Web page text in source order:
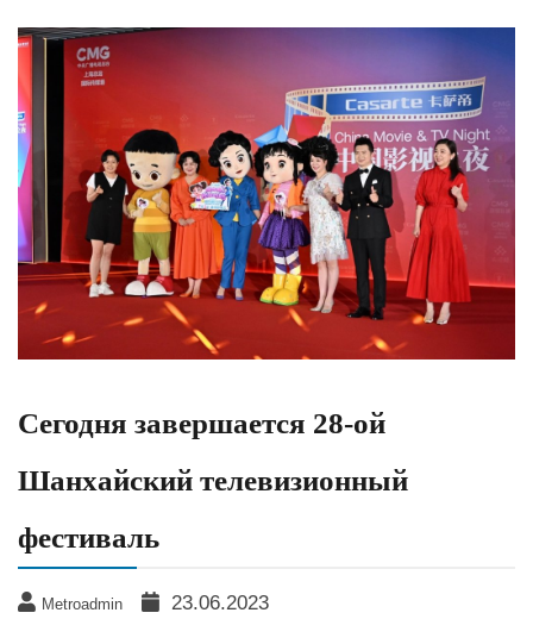
Сегодня завершается 28-ой
Шанхайский телевизионный
фестиваль
Metroadmin 23.06.2023